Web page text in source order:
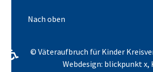
Nach oben
© Väteraufbruch für Kinder
Webdesign: blickpunkt x,